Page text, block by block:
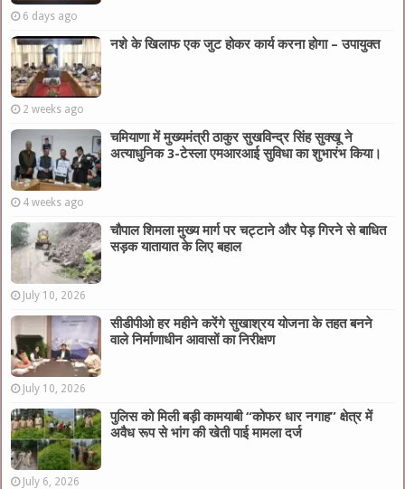
6 days ago
नशे के खिलाफ एक जुट होकर कार्य करना होगा – उपायुक्त
2 weeks ago
चमियाणा में मुख्यमंत्री ठाकुर सुखविन्द्र सिंह सुक्खू ने
अत्याधुनिक 3-टेस्ला एमआरआई सुविधा का शुभारंभ किया।
4 weeks ago
चौपाल शिमला मुख्य मार्ग पर चट्टाने और पेड़ गिरने से बाधित
सड़क यातायात के लिए बहाल
July 10, 2026
सीडीपीओ हर महीने करेंगे सुखाश्रय योजना के तहत बनने
वाले निर्माणाधीन आवासों का निरीक्षण
July 10, 2026
पुलिस को मिली बड़ी कामयाबी “कोफर धार नगाह” क्षेत्र में
अवैध रूप से भांग की खेती पाई मामला दर्ज
July 6, 2026